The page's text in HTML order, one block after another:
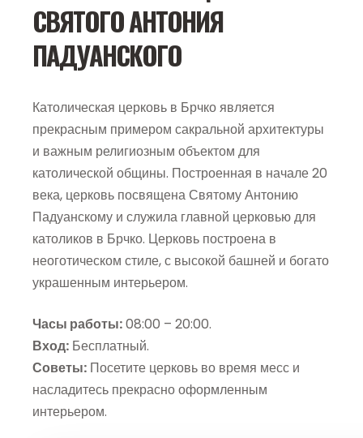
СВЯТОГО АНТОНИЯ
ПАДУАНСКОГО
Католическая церковь в Брчко является
прекрасным примером сакральной архитектуры
и важным религиозным объектом для
католической общины. Построенная в начале 20
века, церковь посвящена Святому Антонию
Падуанскому и служила главной церковью для
католиков в Брчко. Церковь построена в
неоготическом стиле, с высокой башней и богато
украшенным интерьером.
Часы работы:08:00 – 20:00.
Вход: Бесплатный.
Советы: Посетите церковь во время месс и
насладитесь прекрасно оформленным
интерьером.